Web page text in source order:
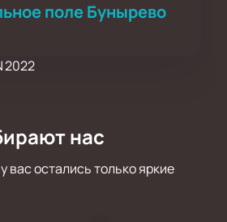
поле Бунырево
2022
нас
вас остались только яркие